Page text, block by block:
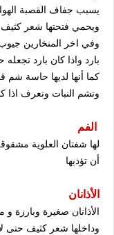
يسبب جفاف القصبة
ويحمي فتحتها شعر
وفي اخر المنخارين جيوب
بارد واذا كان بارد
كما أنها لديها حاسة شم
وتشم النبات وتعرف اذا
الفم
لها شفتان العلوية
أن تؤذيها
الأذانان
الأذانان صغيرة وبارزة و
وداخلها شعر كثيف حتى